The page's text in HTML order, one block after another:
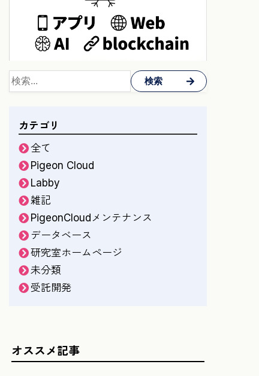
検索
カテゴリ
全て
Pigeon Cloud
Labby
雑記
PigeonCloudメンテナンス
データベース
研究室ホームページ
未分類
受託開発
オススメ記事